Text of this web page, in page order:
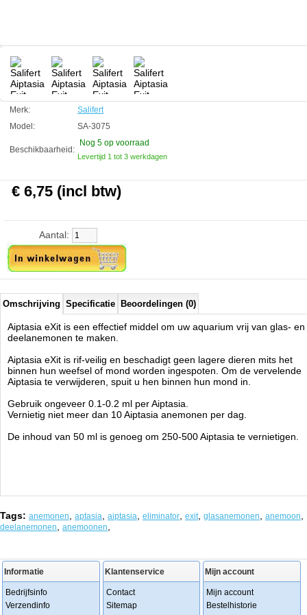
Salifert
Manufactured by:
Salifert
Model:SA-3075
Product ID:
8714079150246
3.5217 6.75 Available from: Aquariumonderdelen.nl
Merk:
Salifert
Model:
SA-3075
Beschikbaarheid:
Nog 5 op voorraad
Levertijd 1 tot 3 werkdagen
€ 6,75 (incl btw)
Aantal:
Omschrijving Specificatie Beoordelingen (0)
Aiptasia eXit is een effectief middel om uw aquarium vrij van glas- en
deelanemonen te maken.
Aiptasia eXit is rif-veilig en beschadigt geen lagere dieren mits het
binnen hun weefsel of mond worden ingespoten. Om de vervelende
Aiptasia te verwijderen, spuit u hen binnen hun mond in.
Gebruik ongeveer 0.1-0.2 ml per Aiptasia.
Vernietig niet meer dan 10 Aiptasia anemonen per dag.
De inhoud van 50 ml is genoeg om 250-500 Aiptasia te vernietigen.
Tags: anemonen aptasia aiptasia eliminator exit glasanemonen anemoon
deelanemonen anemoonen
Informatie
Bedrijfsinfo
Verzendinfo
Klantenservice
Contact
Sitemap
Mijn account
Mijn account
Bestelhistorie